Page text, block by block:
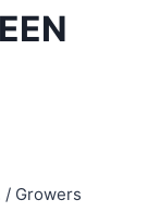
/ Growers